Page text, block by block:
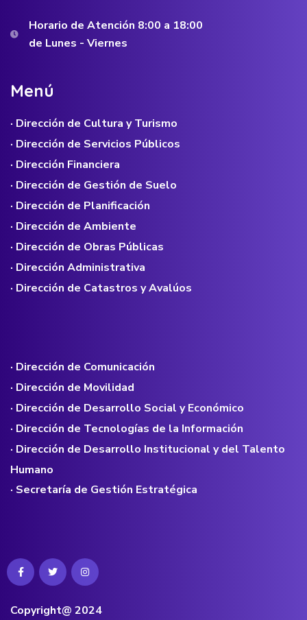
Horario de Atención 8:00 a 18:00
de Lunes - Viernes
Menú
· Dirección de Cultura y Turismo
· Dirección de Servicios Públicos
· Dirección Financiera
· Dirección de Gestión de Suelo
· Dirección de Planificación
· Dirección de Ambiente
· Dirección de Obras Públicas
· Dirección Administrativa
· Dirección de Catastros y Avalúos
· Dirección de Comunicación
· Dirección de Movilidad
· Dirección de Desarrollo Social y Económico
· Dirección de Tecnologías de la Información
· Dirección de Desarrollo Institucional y del Talento
Humano
· Secretaría de Gestión Estratégica
Copyright@ 2024